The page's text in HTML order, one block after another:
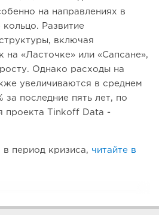
на направлениях в
кольцо. Развитие
включая
на «Ласточке» или «Сапсане»,
Однако расходы на
увеличиваются в среднем
за последние пять лет, по
проекта Tinkoff Data -
период кризиса, читайте в